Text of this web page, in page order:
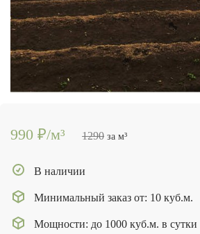
990 ₽/м³ 1290 за м³
В наличии
Минимальный заказ от: 10 куб.м.
Мощности: до 1000 куб.м. в сутки